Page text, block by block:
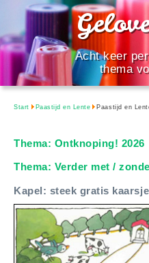
Acht keer
thema
Start Paastijd en Lente Paastijd en
Thema: Ontknoping! 2026
Thema: Verder met /
Kapel: steek gratis